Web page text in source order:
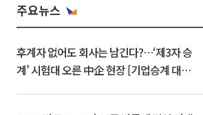
주요뉴스
후계자 없어도 회사는 남긴다?…‘제3자 승
계’ 시험대 오른 中企 현장 [기업승계 대전